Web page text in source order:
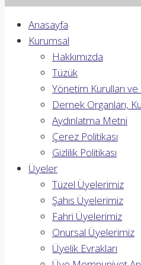
Anasayfa
Kurumsal
Hakkımızda
Tüzük
Yönetim Kurulları
Dernek Organları,
Aydınlatma Metni
Çerez Politikası
Gizlilik Politikası
Üyeler
Tüzel Üyelerimiz
Şahıs Üyelerimiz
Fahri Üyelerimiz
Onursal Üyelerimiz
Üyelik Evrakları